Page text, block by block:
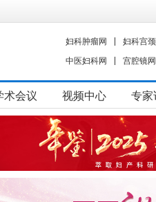
妇科肿瘤网
妇科宫
中医妇科网
宫腔镜网
术会议 视频中心 专家